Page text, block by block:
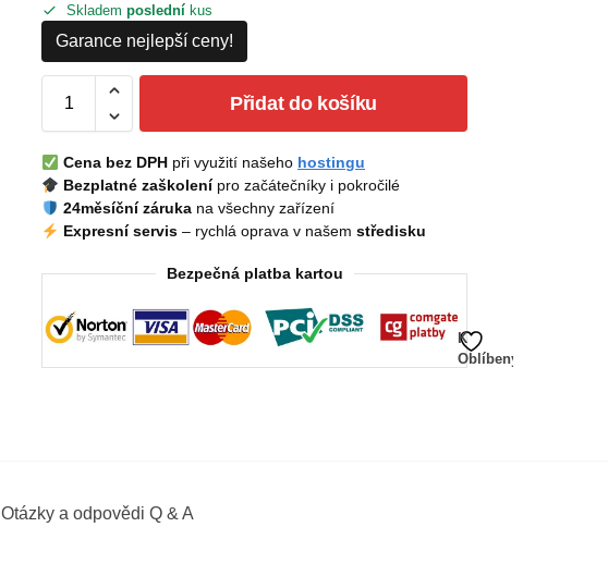
Sklademposlední kus
Garance nejlepší ceny!
Přidat do košíku
K
Oblíbeným
Cena bez DPH při využití našeho hostingu
Bezplatné zaškolenípro začátečníky i pokročilé
24měsíční záruka na všechny zařízení
Expresní servis – rychlá oprava v našemstředisku
Bezpečná platba kartou
Otázky a odpovědi Q & A